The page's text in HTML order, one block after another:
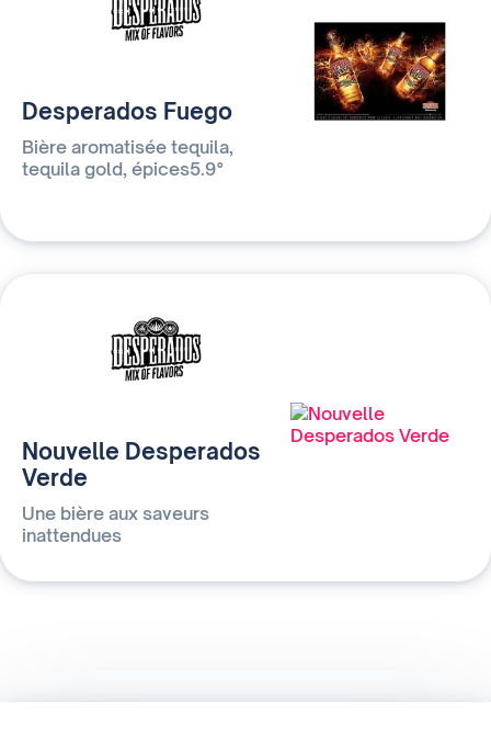
Desperados Fuego
Bière aromatisée tequila,
tequila gold, épices5.9°
Nouvelle Desperados
Verde
Une bière aux saveurs
inattendues